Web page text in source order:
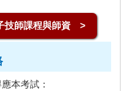
技師課程與師資 >
本考試：